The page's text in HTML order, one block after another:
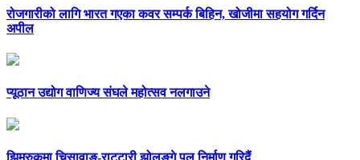
रोजगारीको लागि भारत गएका कवर सम्पर्क बिहिन, खोजीमा सहयोग गर्दिन
अपील
प्यूठान उद्योग वाणिज्य संघले महोत्सव नलगाउने
झिमरुकमा चिसावाङ-राट्टारी झोलुङ्गे पुल निर्माण गरिदैं